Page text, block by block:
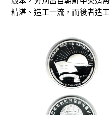
精湛、造工一流，而後者造